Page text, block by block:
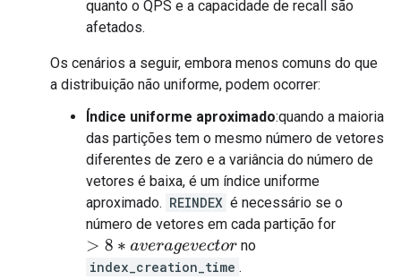
quanto o QPS e a capacidade de recall são
afetados.
Os cenários a seguir, embora menos comuns do que
a distribuição não uniforme, podem ocorrer:
Índice uniforme aproximado:quando a maioria
das partições tem o mesmo número de vetores
diferentes de zero e a variância do número de
vetores é baixa, é um índice uniforme
aproximado. REINDEX é necessário se o
número de vetores em cada partição for
>8 ∗ av eragevector
no
index_creation_time .